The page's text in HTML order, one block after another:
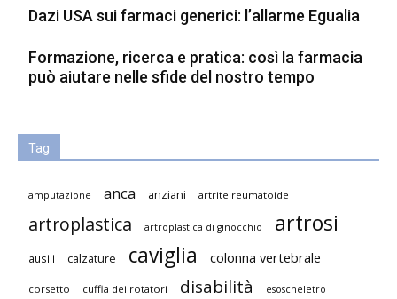
Dazi USA sui farmaci generici: l’allarme Egualia
Formazione, ricerca e pratica: così la farmacia
può aiutare nelle sfide del nostro tempo
Tag
amputazione anca anziani artrite reumatoide
artroplastica artroplastica di ginocchio artrosi
ausili calzature caviglia colonna vertebrale
corsetto cuffia dei rotatori disabilità esoscheletro